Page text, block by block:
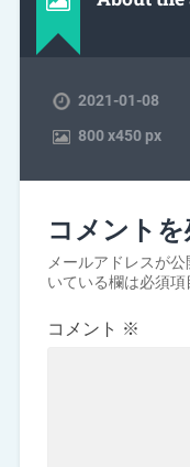
2021-01-08
800x450 px
コメント
メールアドレスが公
いている欄は必須項
コメント ※